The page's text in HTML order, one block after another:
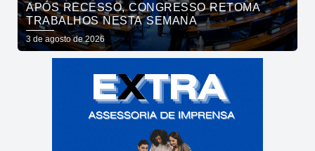
APÓS RECESSO, CONGRESSO RETOMA
TRABALHOS NESTA SEMANA
3 de agosto de 2026